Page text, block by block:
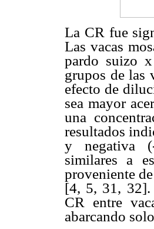
La CR fue
Las vacas
pardo suizo
grupos de las
efecto de
sea mayor
una
resultados
y negativa
similares a
proveniente
[4, 5, 31, 32].
CR entre
abarcando